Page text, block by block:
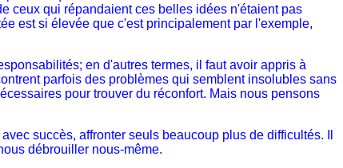
ceux qui répandaient ces belles idées n'étaient pas
est si élevée que c'est principalement par l'exemple,
en d'autres termes, il faut avoir appris à
parfois des problèmes qui semblent insolubles sans
pour trouver du réconfort. Mais nous pensons
succès, affronter seuls beaucoup plus de difficultés. Il
débrouiller nous-même.